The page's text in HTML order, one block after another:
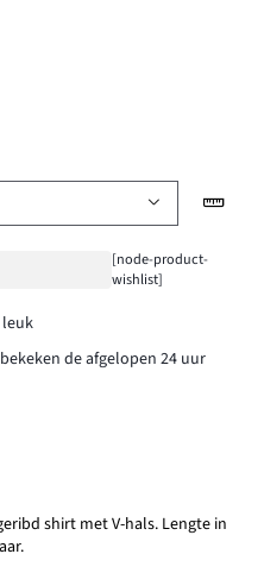
[node-product-
wishlist]
de afgelopen 24 uur
shirt met V-hals. Lengte in